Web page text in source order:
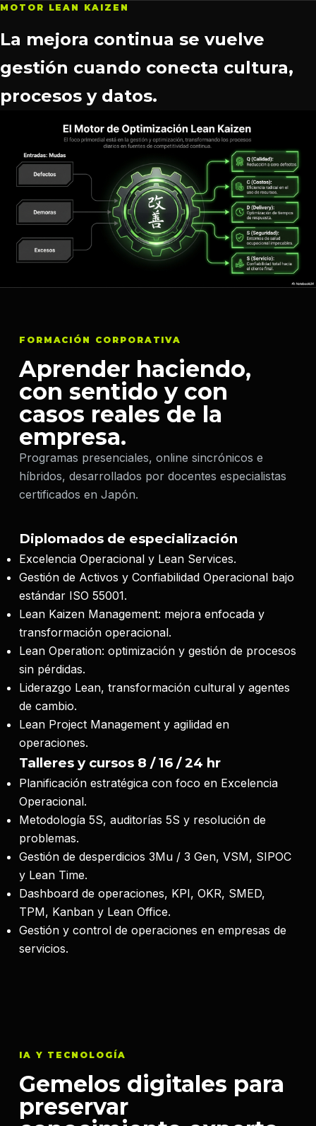
MOTOR LEAN KAIZEN
La mejora continua se vuelve
gestión cuando conecta cultura,
procesos y datos.
FORMACIÓN CORPORATIVA
Aprender haciendo,
con sentido y con
casos reales de la
empresa.
Programas presenciales, online sincrónicos e
híbridos, desarrollados por docentes especialistas
certificados en Japón.
Diplomados de especialización
Excelencia Operacional y Lean Services.
Gestión de Activos y Confiabilidad Operacional bajo
estándar ISO 55001.
Lean Kaizen Management: mejora enfocada y
transformación operacional.
Lean Operation: optimización y gestión de procesos
sin pérdidas.
Liderazgo Lean, transformación cultural y agentes
de cambio.
Lean Project Management y agilidad en
operaciones.
Talleres y cursos 8 / 16 / 24 hr
Planificación estratégica con foco en Excelencia
Operacional.
Metodología 5S, auditorías 5S y resolución de
problemas.
Gestión de desperdicios 3Mu / 3 Gen, VSM, SIPOC
y Lean Time.
Dashboard de operaciones, KPI, OKR, SMED,
TPM, Kanban y Lean Office.
Gestión y control de operaciones en empresas de
servicios.
IA Y TECNOLOGÍA
Gemelos digitales para
preservar